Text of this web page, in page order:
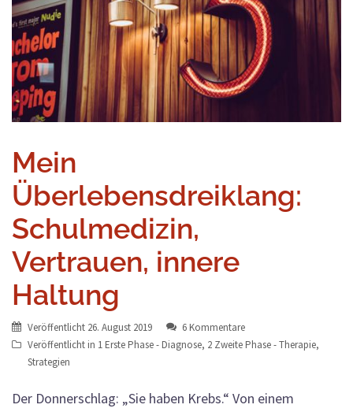
Mein
Überlebensdreiklang:
Schulmedizin,
Vertrauen, innere
Haltung
Veröffentlicht 26. August 2019
6 Kommentare
Veröffentlicht in 1 Erste Phase - Diagnose, 2 Zweite Phase - Therapie,
Strategien
Der Donnerschlag: „Sie haben Krebs.“ Von einem